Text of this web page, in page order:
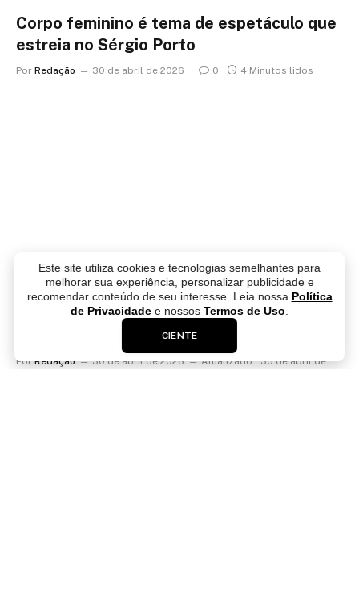
Este site utiliza cookies e tecnologias semelhantes para
melhorar sua experiência, personalizar publicidade e
recomendar conteúdo de seu interesse. Leia nossa Política
de Privacidade e nossos Termos de Uso
CIENTE
Corpo feminino é tema de espetáculo que
estreia no Sérgio Porto
Por Redação 30 de abril de 2026 0 4 Minutos lidos
Nova Orquestra lança turnê com
repertório de Bruno Mars
Por Redação 30 de abril de 2026 Atualizado: 30 de abril de